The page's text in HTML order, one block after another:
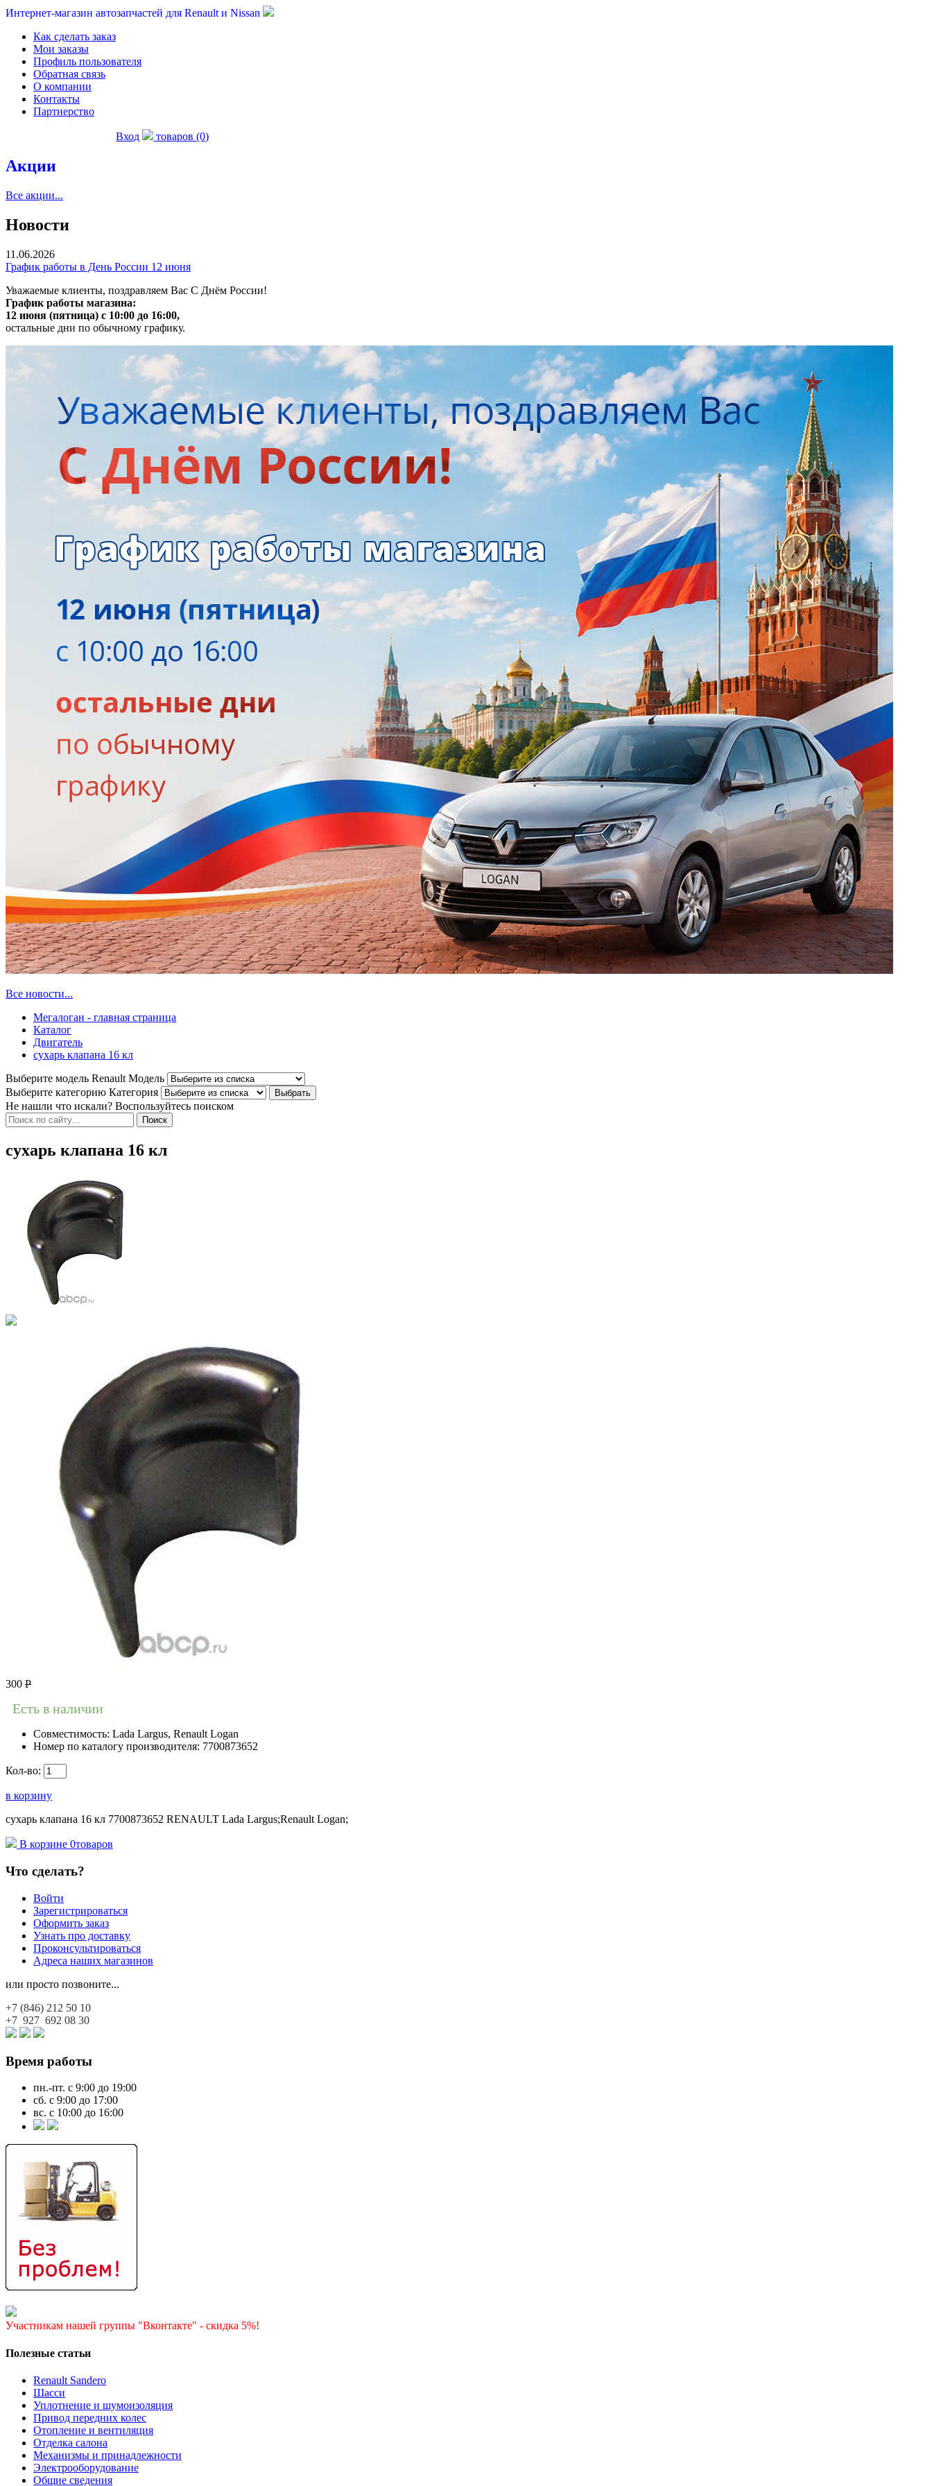
Интернет-магазин автозапчастей для Renault и Nissan
Как сделать заказ
Мои заказы
Профиль пользователя
Обратная связь
О компании
Контакты
Партнерство
Вход товаров (0)
Акции
Все акции...
Новости
11.06.2026
График работы в День России 12 июня
Уважаемые клиенты, поздравляем Вас С Днём России!
График работы магазина:
12 июня (пятница) с 10:00 до 16:00,
остальные дни по обычному графику.
Все новости...
Мегалоган - главная страница
Каталог
Двигатель
сухарь клапана 16 кл
Выберите модель Renault Модель
Выберите категорию Категория
Не нашли что искали? Воспользуйтесь поиском
сухарь клапана 16 кл
300 Р
Есть в наличии
Совместимость: Lada Largus, Renault Logan
Номер по каталогу производителя: 7700873652
Кол-во:
в корзину
сухарь клапана 16 кл 7700873652 RENAULT Lada Largus;Renault Logan;
В корзине 0товаров
Что сделать?
Войти
Зарегистрироваться
Оформить заказ
Узнать про доставку
Проконсультироваться
Адреса наших магазинов
или просто позвоните...
+7 (846) 212 50 10
+7 927 692 08 30
Время работы
пн.-пт. с 9:00 до 19:00
сб. с 9:00 до 17:00
вс. с 10:00 до 16:00
Участникам нашей группы "Вконтакте" - скидка 5%!
Полезные статьи
Renault Sandero
Шасси
Уплотнение и шумоизоляция
Привод передних колес
Отопление и вентиляция
Отделка салона
Механизмы и принадлежности
Электрооборудование
Общие сведения